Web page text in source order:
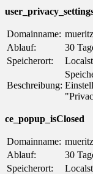
Domainname:
Ablauf:
30
Speicherort:
Beschreibung:
ce_popup_isClosed
Domainname:
Ablauf:
30
Speicherort: